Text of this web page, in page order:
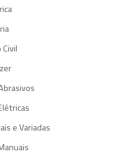
e Variadas